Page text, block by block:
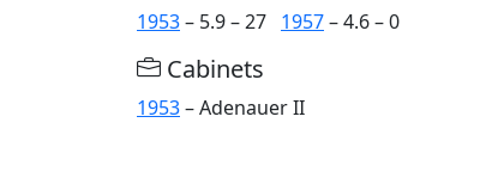
1953– 5.9 – 27 1957– 4.6 – 0
Cabinets
1953– Adenauer II